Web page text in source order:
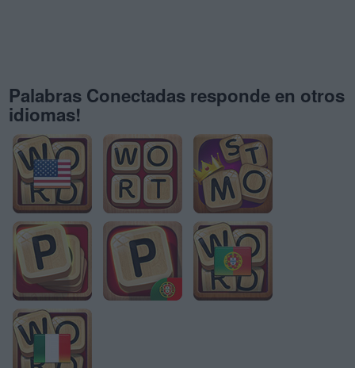
Palabras Conectadas responde en otros
idiomas!